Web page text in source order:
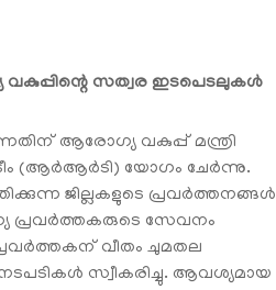
സത്വര ഇടപെടലുകൾ
ആരോഗ്യ വകുപ്പ് മന്ത്രി
(ആർആർടി) യോഗം ചേർന്നു.
ജില്ലകളുടെ പ്രവർത്തനങ്ങൾ
പ്രവർത്തകരുടെ സേവനം
വീതം ചുമതല
സ്വീകരിച്ചു. ആവശ്യമായ